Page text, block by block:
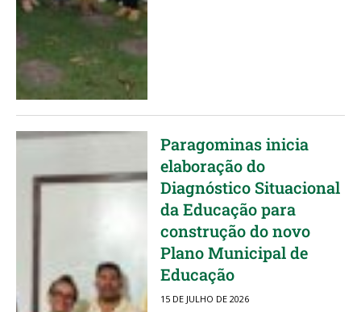
Paragominas inicia
elaboração do
Diagnóstico Situacional
da Educação para
construção do novo
Plano Municipal de
Educação
15 DE JULHO DE 2026